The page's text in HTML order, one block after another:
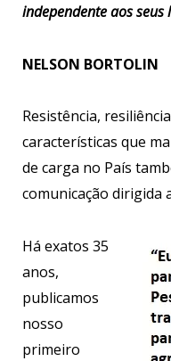
independente aos seus
NELSON BORTOLIN
Resistência,
características que
de carga no País
comunicação dirigida
Há exatos 35
anos,
publicamos
nosso
primeiro